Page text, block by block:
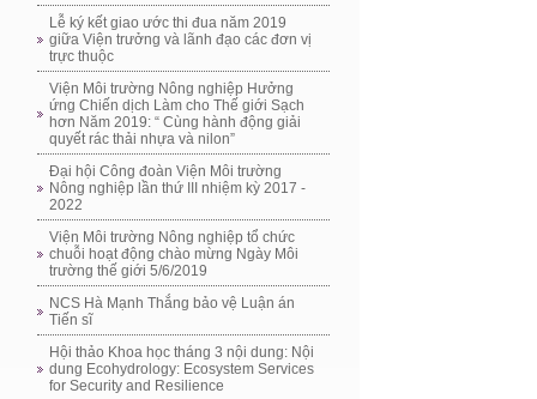
Lễ ký kết giao ước thi đua năm 2019
giữa Viện trưởng và lãnh đạo các đơn vị
trực thuộc
Viện Môi trường Nông nghiệp Hưởng
ứng Chiến dịch Làm cho Thế giới Sạch
hơn Năm 2019: “ Cùng hành động giải
quyết rác thải nhựa và nilon”
Đại hội Công đoàn Viện Môi trường
Nông nghiệp lần thứ III nhiệm kỳ 2017 -
2022
Viện Môi trường Nông nghiệp tổ chức
chuỗi hoạt động chào mừng Ngày Môi
trường thế giới 5/6/2019
NCS Hà Mạnh Thắng bảo vệ Luận án
Tiến sĩ
Hội thảo Khoa học tháng 3 nội dung: Nội
dung Ecohydrology: Ecosystem Services
for Security and Resilience